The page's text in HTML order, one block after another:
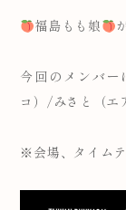
福島もも娘
今回のメンバ
コ）/みさと（エ
※会場、タイム